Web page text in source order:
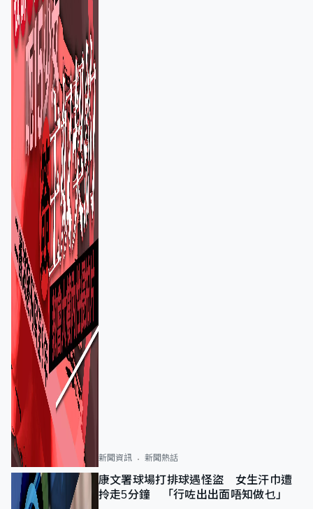
新聞資訊 新聞熱話
康文署球場打排球遇怪盜 女生汗巾遭
拎走5分鐘 「行咗出出面唔知做乜」